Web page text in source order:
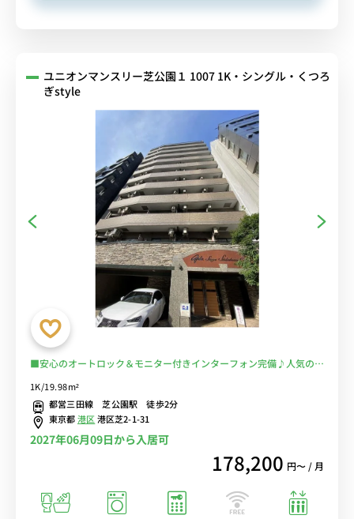
ユニオンマンスリー芝公園１ 1007 1K・シングル・くつろ
ぎstyle
■安心のオートロック＆モニター付きインターフォン完備♪人気のバ
ローテーブル付きの快適なお部屋♪■都営三田線「芝公園駅」徒歩2
分/「三田駅」「赤羽橋駅」「大門駅」も徒歩圏内で多数の路線の利
用が可能■選べるWi-Fi格安レンタル中！
1K/19.98m²
都営三田線 芝公園駅 徒歩2分
東京都港区港区芝2-1-31
2027年06月09日から入居可
178,200 円〜 / 月